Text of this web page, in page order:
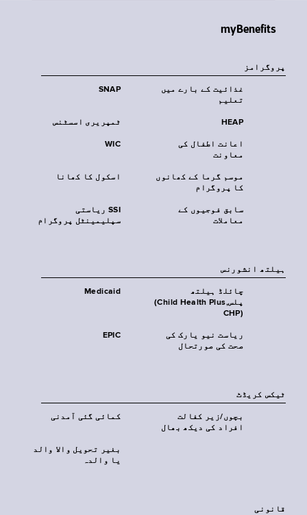
myBenefits
پروگرامز
SNAP
غذائیت کے بارے میں
تعلیم
ٹمپریری اسسٹنس HEAP
WIC
اعانت اطفال کی
معاونت
اسکول کا کھانا
موسم گرما کے کھانوں
کا پروگرام
SSI ریاستی
سپلیمینٹل پروگرام
سابق فوجیوں کے
معاملات
‏ہیلتھ انشورنس
Medicaid
چائلڈ ہیلتھ
پلس‎(Child Health Plus,
CHP)‎
EPIC
ریاست نیو یارک کی
صحت کی صورتحال
ٹیکس کریڈٹ
کمائی گئی آمدنی
بچوں/زیر کفالت
افراد کی دیکھ بھال
بغیر تحویل والا والد
یا والدہ
قانونی